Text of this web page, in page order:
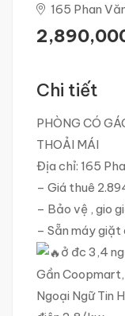
165 Phan
Chi tiết
PHÒNG CÓ
THOẢI MÁI
Địa chỉ: 165
– Giá thuê
– Bảo vệ , gio
– Sẵn máy giặt
ở đc 3,4
Gần
Ngoại Ngữ Tin